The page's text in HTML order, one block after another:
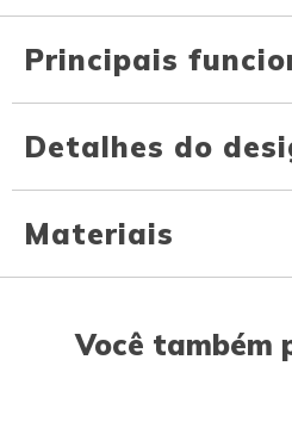
Principais
Detalhes do
Materiais
Você também